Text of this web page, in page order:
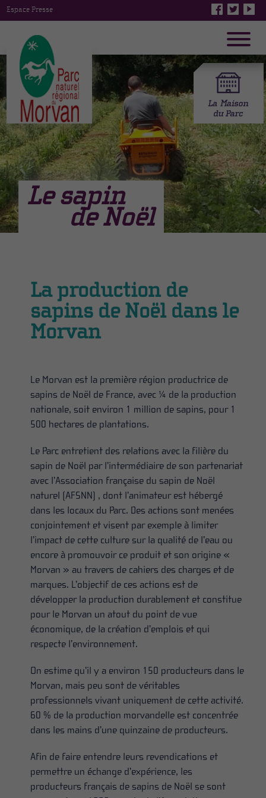
Espace Presse
Le sapin
de Noël
La production de
sapins de Noël dans le
Morvan
Le Morvan est la première région productrice de
sapins de Noël de France, avec ¼ de la production
nationale, soit environ 1 million de sapins, pour 1
500 hectares de plantations.
Le Parc entretient des relations avec la filière du
sapin de Noël par l’intermédiaire de son partenariat
avec l’Association française du sapin de Noël
naturel (AFSNN) , dont l’animateur est hébergé
dans les locaux du Parc. Des actions sont menées
conjointement et visent par exemple à limiter
l’impact de cette culture sur la qualité de l’eau ou
encore à promouvoir ce produit et son origine «
Morvan » au travers de cahiers des charges et de
marques. L’objectif de ces actions est de
développer la production durablement et constitue
pour le Morvan un atout du point de vue
économique, de la création d’emplois et qui
respecte l’environnement.
On estime qu’il y a environ 150 producteurs dans le
Morvan, mais peu sont de véritables
professionnels vivant uniquement de cette activité.
60 % de la production morvandelle est concentrée
dans les mains d’une quinzaine de producteurs.
Afin de faire entendre leurs revendications et
permettre un échange d’expérience, les
producteurs français de sapins de Noël se sont